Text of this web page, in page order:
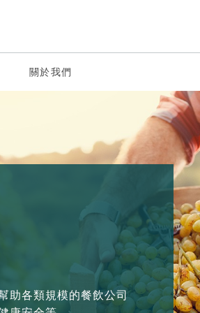
關於我們
助各類規模的餐飲公司